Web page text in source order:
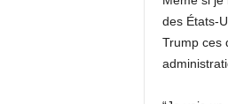
des États-
Trump ces